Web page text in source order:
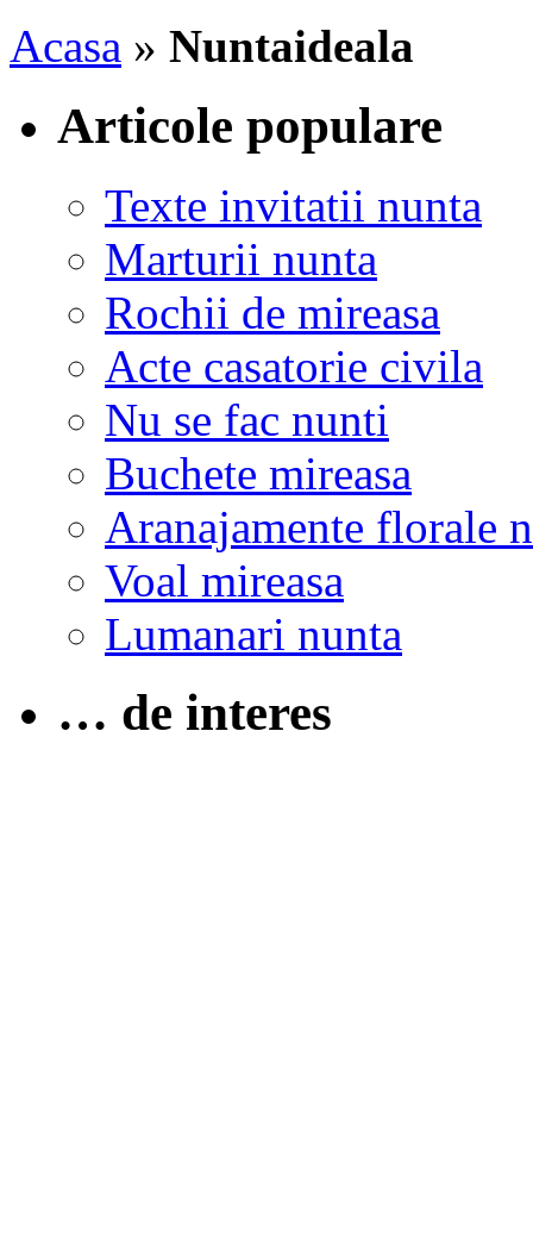
Acasa » Nuntaideala
Articole populare
Texte invitatii nunta
Marturii nunta
Rochii de mireasa
Acte casatorie civila
Nu se fac nunti
Buchete mireasa
Aranajamente florale
Voal mireasa
Lumanari nunta
… de interes